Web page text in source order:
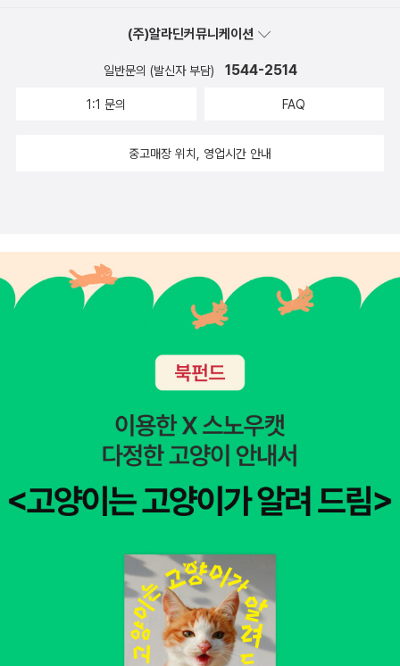
로 바뀐 것은 정말로 아이러니가 아닐 수 없다. 도대체 어떻게 해서 이
의 일환이었다. 1824년에 포르투갈인들은 브라질에서 가지고 온 포
라스테로종 카카오나무를 기니 만에 있는 가봉 서쪽의 상 도메에 이
데 하나가 되었다... 그런 이유로 1991년에 나온 시장 보고서를 보면
하고, 소 축산단지를 없애면 자연스럽게 인류의 모든 문제가 사라질
것이라고 주장하는 등 비논리적인 주장이 많아 그다지 좋은 책은 아
욕구가 폭발해서 알라딘 이용법과 북플도 알게 되고 서점에 들러서
아서 (그리고 쓸데없이 책 고르는 데에 까다로워서) 고르고 고른 책들
석하게 되어서 좀체 진도가 나가지 않고 있는데 (잘 비판하기 위해서
는 비판의 대상에 대해 아주 thorough하게 알고 분석해놓아야 한다
는 또 쓸데없이 엄격한 원칙을 가지고 있어서) [빵의 역사]는 사소하
탄하게 해서 느리게 읽고 있다. 나는 몇 년 전에 [누들 로드]라는 KB
S 특별기획 시리즈도 무척 재미있게 시청했었다. (지금 찾아보니 책
도 나왔길래 첨부한다) 종합하니, 이번에 구입한 책들까지 모두 읽게
되면 빵, 국수, 닭, 소, 물고기, 그리고 설탕의 역사에 대해 자세히 다
룬 책이나 영상을 한번씩은 본 것이 되겠더라. 쌀(혹은 밥), 돼지, 양,
소금, 후추 및 향신료, 그리고 술과 커피와 차의 역사에 대한 책들까지
하나씩 골라읽으면 인간사에 아주 중요한 역할을 한 주요 식량들에
위의 식량들에 대한 좋은 책들을 알고 계시는 분들은 추천해주시면
감사하겠습니다!) 거창하게 말하면 인간 문화에 있어서 가장 중요하
고 민감한 것이 먹는 것이니 각종 식량들의 역사를 알면 역사와 문화
와 사회에 대한 이해가 깊어질 것이고, 사소하게는 누구와 무엇을 함
(주)알라딘커뮤니케이션
일반문의 (발신자 부담) 1544-2514
1:1 문의 FAQ
중고매장 위치, 영업시간 안내